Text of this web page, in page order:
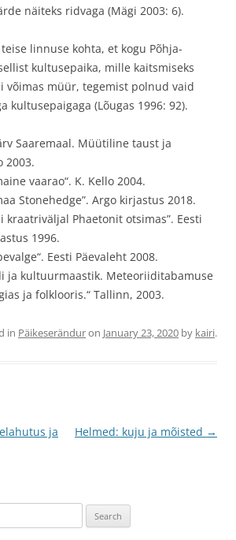
näiteks ridvaga (Mägi 2003: 6).
linnuse kohta, et kogu Põhja-
kultusepaika, mille kaitsmiseks
võimas müür, tegemist polnud vaid
kultusepaigaga (Lõugas 1996: 92).
Saaremaal. Müütiline taust ja
2003.
vaarao“. K. Kello 2004.
Stonehedge”. Argo kirjastus 2018.
kraatriväljal Phaetonit otsimas”. Eesti
1996.
Eesti Päevaleht 2008.
ja kultuurmaastik. Meteoriiditabamuse
ja folklooris.“ Tallinn, 2003.
in Päikeseränduron January 23, 2020 by kairi.
ja
Helmed: kuju ja mõisted →